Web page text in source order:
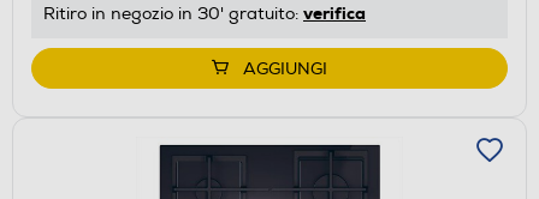
Ritiro in negozio in 30' gratuito: verifica
AGGIUNGI